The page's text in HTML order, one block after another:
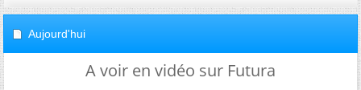
Aujourd'hui
A voir en vidéo sur Futura